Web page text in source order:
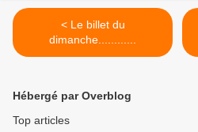
< Le billet du
dimanche............
Hébergé par Overblog
Top articles